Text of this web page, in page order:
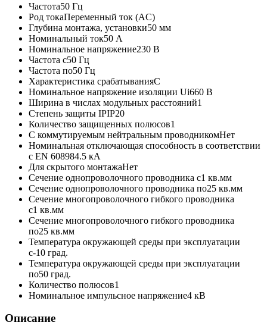
Частота50 Гц
Род токаПеременный ток (AC)
Глубина монтажа, установки50 мм
Номинальный ток50 А
Номинальное напряжение230 В
Частота с50 Гц
Частота по50 Гц
Характеристика срабатыванияC
Номинальное напряжение изоляции Ui660 В
Ширина в числах модульных расстояний1
Степень защиты IPIP20
Количество защищенных полюсов1
С коммутируемым нейтральным проводникомНет
Номинальная отключающая способность в соответствии
с EN 608984.5 кА
Для скрытого монтажаНет
Сечение однопроволочного проводника с1 кв.мм
Сечение однопроволочного проводника по25 кв.мм
Сечение многопроволочного гибкого проводника
с1 кв.мм
Сечение многопроволочного гибкого проводника
по25 кв.мм
Температура окружающей среды при эксплуатации
с-10 град.
Температура окружающей среды при эксплуатации
по50 град.
Количество полюсов1
Номинальное импульсное напряжение4 кВ
Описание